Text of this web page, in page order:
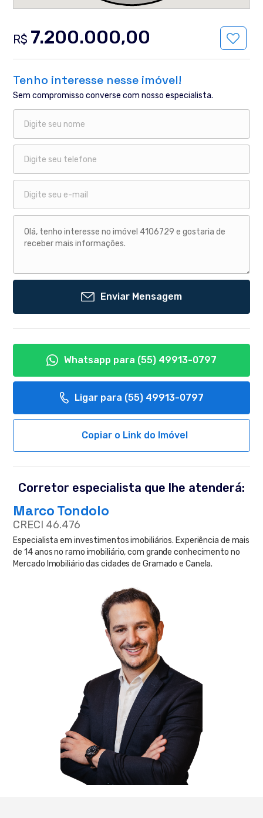
R$ 7.200.000,00
Tenho interesse nesse imóvel!
Sem compromisso converse com nosso especialista.
Enviar Mensagem
Whatsapp para (55) 49913-0797
Ligar para (55) 49913-0797
Copiar o Link do Imóvel
Corretor especialista que lhe atenderá:
Marco Tondolo
CRECI 46.476
Especialista em investimentos imobiliários. Experiência de mais
de 14 anos no ramo imobiliário, com grande conhecimento no
Mercado Imobiliário das cidades de Gramado e Canela.